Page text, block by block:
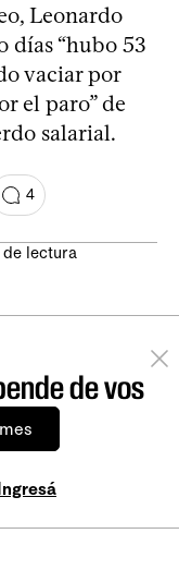
Leonardo
días “hubo 53
vaciar por
el paro” de
salarial.
4
lectura
de vos